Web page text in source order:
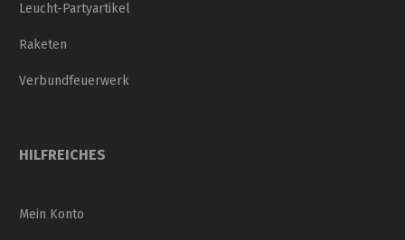
Leucht-Partyartikel
Raketen
Verbundfeuerwerk
HILFREICHES
Mein Konto